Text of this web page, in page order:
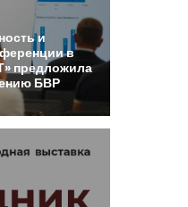
и
в
предложила
БВР